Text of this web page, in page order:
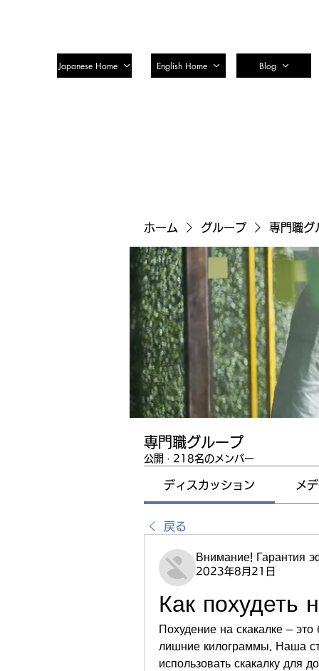
Japanese Home English Home Blog
ホーム グループ 専門職グ
専門職グループ
公開 · 218名のメンバー
ディスカッション メ
戻る
Внимание! Гарантия
2023年8月21日
Как похудеть
Похудение на скакалке –
лишние килограммы. Наша
использовать скакалку для